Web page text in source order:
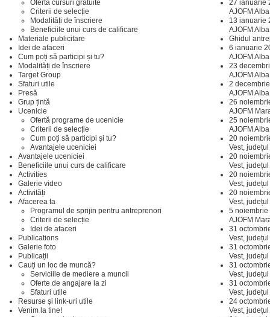
Ofertă cursuri gratuite
Criterii de selecție
Modalități de înscriere
Beneficiile unui curs de calificare
Materiale publicitare
Idei de afaceri
Cum poți să participi și tu?
Modalități de înscriere
Target Group
Sfaturi utile
Presă
Grup țintă
Ucenicie
Ofertă programe de ucenicie
Criterii de selecție
Cum poți să participi și tu?
Avantajele uceniciei
Avantajele uceniciei
Beneficiile unui curs de calificare
Activities
Galerie video
Activități
Afacerea ta
Programul de sprijin pentru antreprenori
Criterii de selecție
Idei de afaceri
Publications
Galerie foto
Publicații
Cauți un loc de muncă?
Serviciile de mediere a muncii
Oferte de angajare la zi
Sfaturi utile
Resurse și link-uri utile
Venim la tine!
27 ianuarie
AJOFM Alba
13 ianuarie
AJOFM
Ghidul
6 ianuarie
AJOFM
23
AJOFM
2
AJOFM
26
AJOFM
25
AJOFM
20
Vest,
20
Vest,
20
Vest,
20
Vest,
5 noiembrie
AJOFM
31
Vest,
31
Vest,
31
Vest,
31
Vest,
24
Vest,